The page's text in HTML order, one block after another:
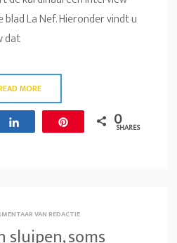
La Nef. Hieronder vindt u
dat
MORE
0
SHARES
VAN REDACTIE
sluipen, soms